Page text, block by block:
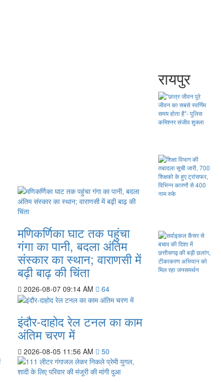
मणिकर्णिका घाट तक पहुंचा
गंगा का पानी, बदला अंतिम
संस्कार का स्थान; वाराणसी में
बढ़ी बाढ़ की चिंता
2026-08-07 09:14 AM 64
इंदौर-दाहोद रेल टनल का काम
अंतिम चरण में
2026-08-05 11:56 AM 50
रायपुर